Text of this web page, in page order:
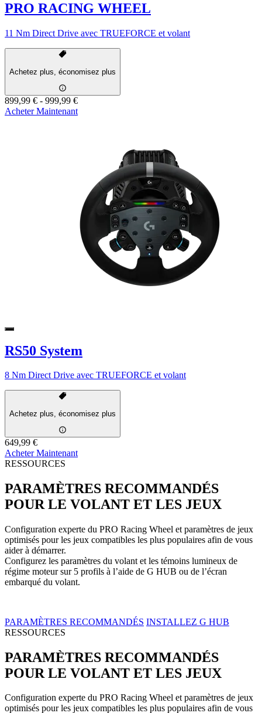
PRO RACING WHEEL
11 Nm Direct Drive avec TRUEFORCE et volant
Achetez plus, économisez plus
899,99 € - 999,99 €
Acheter Maintenant
RS50 System
8 Nm Direct Drive avec TRUEFORCE et volant
Achetez plus, économisez plus
649,99 €
Acheter Maintenant
RESSOURCES
PARAMÈTRES RECOMMANDÉS
POUR LE VOLANT ET LES JEUX
Configuration experte du PRO Racing Wheel et paramètres de jeux
optimisés pour les jeux compatibles les plus populaires afin de vous
aider à démarrer.
Configurez les paramètres du volant et les témoins lumineux de
régime moteur sur 5 profils à l’aide de G HUB ou de l’écran
embarqué du volant.
PARAMÈTRES RECOMMANDÉS INSTALLEZ G HUB
RESSOURCES
PARAMÈTRES RECOMMANDÉS
POUR LE VOLANT ET LES JEUX
Configuration experte du PRO Racing Wheel et paramètres de jeux
optimisés pour les jeux compatibles les plus populaires afin de vous